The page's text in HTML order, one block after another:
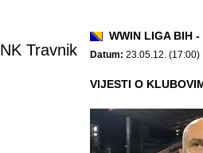
NK Travnik
WWIN LIGA BIH
Datum: 23.05.12. (17:00)
VIJESTI O